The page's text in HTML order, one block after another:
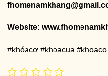
Website:
#khóacơ #khoacua